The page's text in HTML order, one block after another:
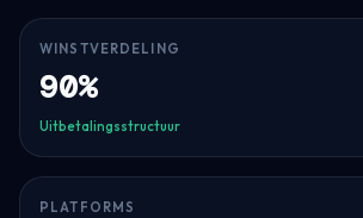
WINSTVERDELING
90%
Uitbetalingsstructuur
PLATFORMS